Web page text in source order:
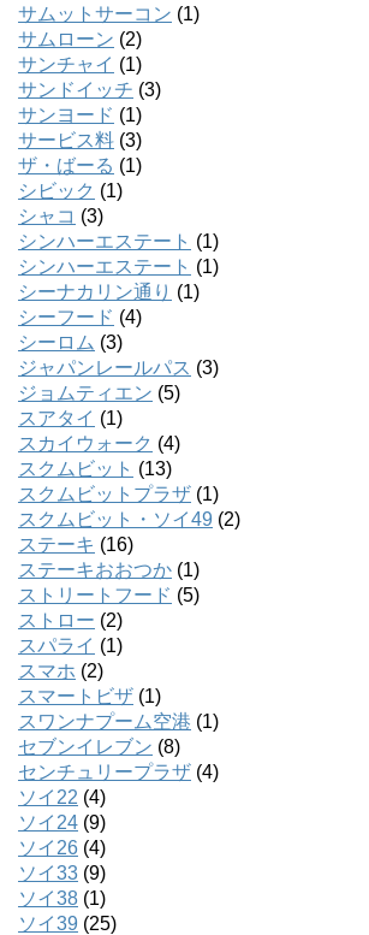
サムットサーコン (1)
サムローン (2)
サンチャイ (1)
サンドイッチ (3)
サンヨード (1)
サービス料 (3)
ザ・ばーる (1)
シビック (1)
シャコ (3)
シンハーエステート (1)
シンハーエステート (1)
シーナカリン通り (1)
シーフード (4)
シーロム (3)
ジャパンレールパス (3)
ジョムティエン (5)
スアタイ (1)
スカイウォーク (4)
スクムビット (13)
スクムビットプラザ (1)
スクムビット・ソイ49 (2)
ステーキ (16)
ステーキおおつか (1)
ストリートフード (5)
ストロー (2)
スパライ (1)
スマホ (2)
スマートビザ (1)
スワンナプーム空港 (1)
セブンイレブン (8)
センチュリープラザ (4)
ソイ22 (4)
ソイ24 (9)
ソイ26 (4)
ソイ33 (9)
ソイ38 (1)
ソイ39 (25)